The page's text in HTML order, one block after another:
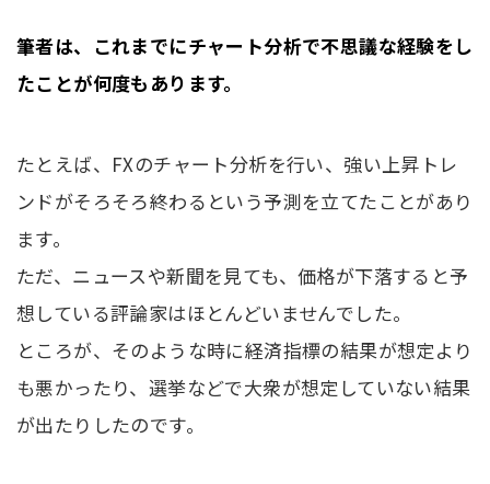
筆者は、これまでにチャート分析で不思議な経験をし
たことが何度もあります。
たとえば、FXのチャート分析を行い、強い上昇トレ
ンドがそろそろ終わるという予測を立てたことがあり
ます。
ただ、ニュースや新聞を見ても、価格が下落すると予
想している評論家はほとんどいませんでした。
ところが、そのような時に経済指標の結果が想定より
も悪かったり、選挙などで大衆が想定していない結果
が出たりしたのです。